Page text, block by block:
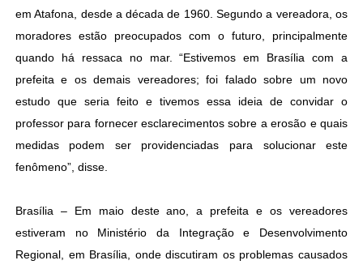
em Atafona, desde a década de 1960. Segundo a vereadora, os
moradores estão preocupados com o futuro, principalmente
quando há ressaca no mar. “Estivemos em Brasília com a
prefeita e os demais vereadores; foi falado sobre um novo
estudo que seria feito e tivemos essa ideia de convidar o
professor para fornecer esclarecimentos sobre a erosão e quais
medidas podem ser providenciadas para solucionar este
fenômeno”, disse.
Brasília – Em maio deste ano, a prefeita e os vereadores
estiveram no Ministério da Integração e Desenvolvimento
Regional, em Brasília, onde discutiram os problemas causados